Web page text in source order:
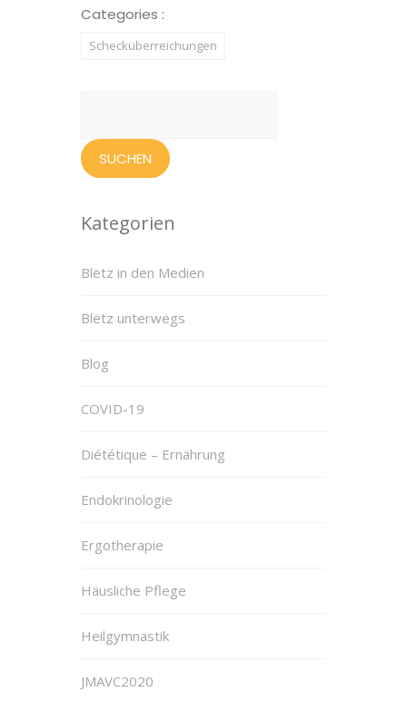
Categories :
Schecküberreichungen
Kategorien
Blëtz in den Medien
Blëtz unterwegs
Blog
COVID-19
Diététique – Ernährung
Endokrinologie
Ergotherapie
Häusliche Pflege
Heilgymnastik
JMAVC2020